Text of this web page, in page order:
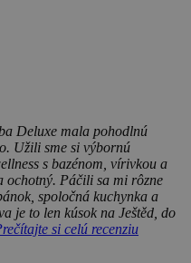
Deluxe mala pohodlnú
Užili sme si výbornú
s bazénom, vírivkou a
ochotný. Páčili sa mi rôzne
spoločná kuchynka a
je to len kúsok na Ještěd, do
si celú recenziu